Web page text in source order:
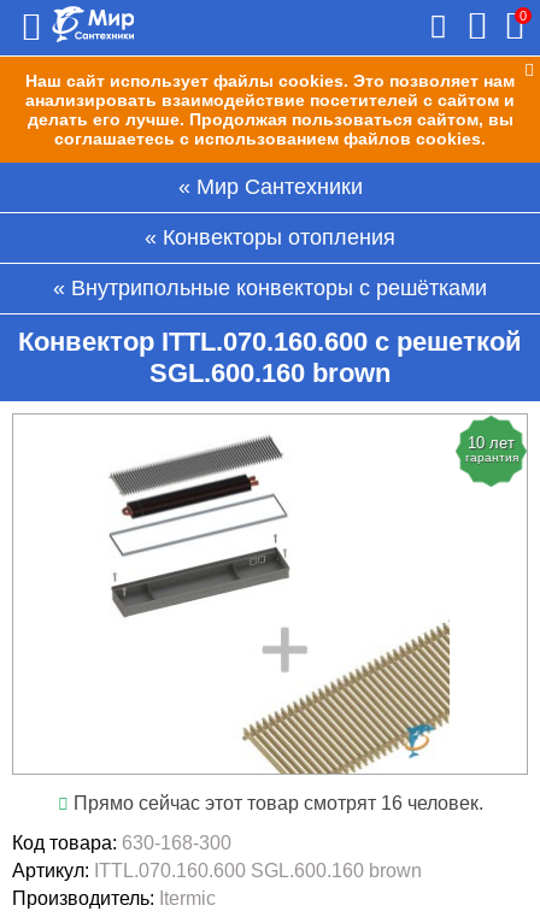
Наш сайт использует файлы cookies. Это позволяет нам
анализировать взаимодействие посетителей с сайтом и
делать его лучше. Продолжая пользоваться сайтом, вы
соглашаетесь с использованием файлов cookies.
0
Мир Сантехники
Конвекторы отопления
Внутрипольные конвекторы с решётками
Конвектор ITTL.070.160.600 с решеткой
SGL.600.160 brown
10 лет
гарантия
Прямо сейчас этот товар смотрят 16 человек.
Код товара: 630-168-300
Артикул: ITTL.070.160.600 SGL.600.160 brown
Производитель: Itermic